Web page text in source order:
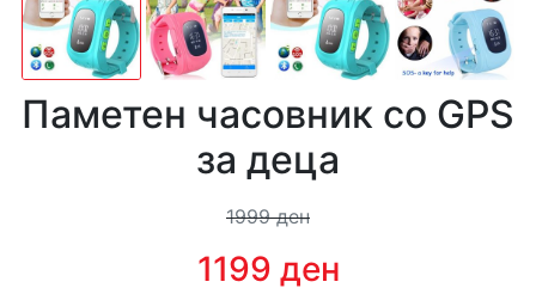
Паметен часовник со GPS
за деца
1999 ден
1199 ден